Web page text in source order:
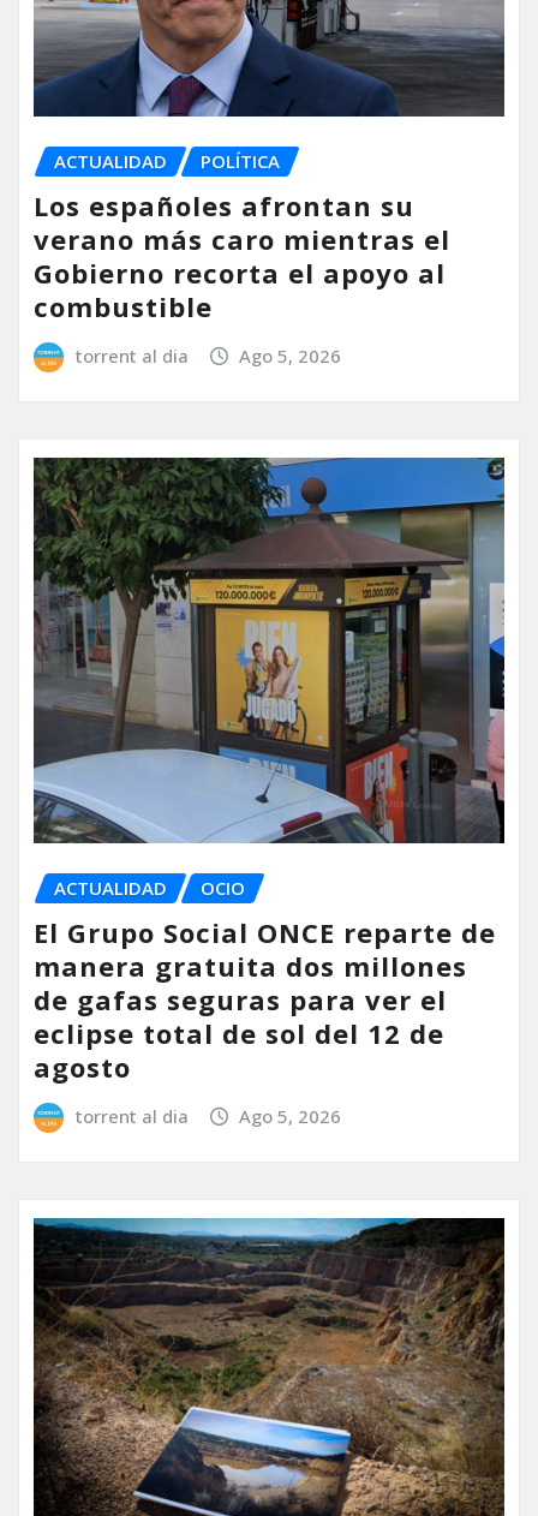
ACTUALIDAD POLÍTICA
Los españoles afrontan su
verano más caro mientras el
Gobierno recorta el apoyo al
combustible
torrent al dia Ago 5, 2026
ACTUALIDAD OCIO
El Grupo Social ONCE reparte de
manera gratuita dos millones
de gafas seguras para ver el
eclipse total de sol del 12 de
agosto
torrent al dia Ago 5, 2026